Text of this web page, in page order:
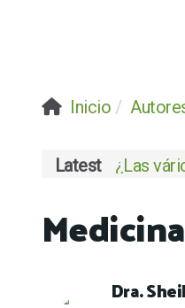
Inicio
Latest ¿Las
Dra.